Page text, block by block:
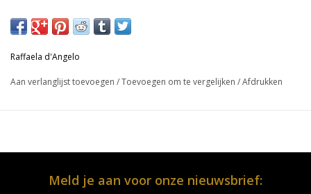
15%polyamide 5%elastan
Heb je hulp nodig met je keuze? Wij geven je ook graag een
Raffaela d'Angelo
Aan verlanglijst toevoegen /Toevoegen om te vergelijken /Afdrukken
Meld je aan voor onze nieuwsbrief: